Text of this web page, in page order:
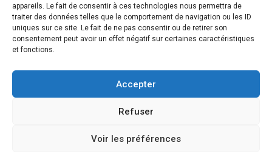
appareils. Le fait de consentir à ces technologies nous permettra de
traiter des données telles que le comportement de navigation ou les ID
uniques sur ce site. Le fait de ne pas consentir ou de retirer son
consentement peut avoir un effet négatif sur certaines caractéristiques
et fonctions.
Accepter
Refuser
Voir les préférences
Bienvenue à Saint-Victor de Cessieu !